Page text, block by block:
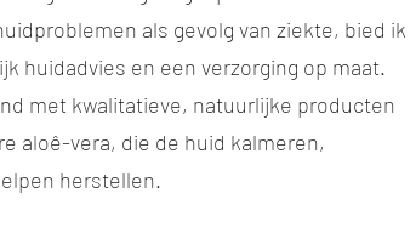
als gevolg van ziekte, bied ik
huidadvies en een verzorging op maat.
met kwalitatieve, natuurlijke producten
aloê-vera, die de huid kalmeren,
herstellen.